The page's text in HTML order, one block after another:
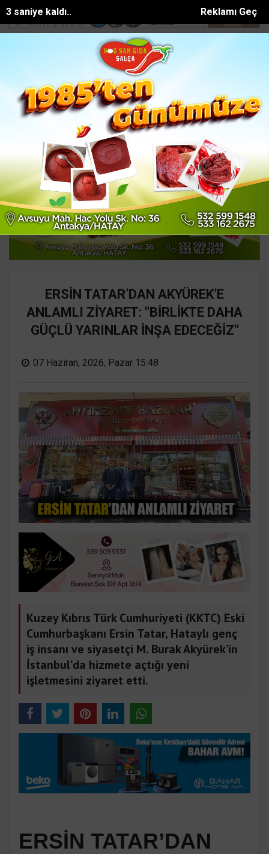
Reklamı Geç
0 saniye kaldı..
Manavgat Belediyesinden yaylalara
Ana Sayfa HATAY
ERSİN TATAR’DAN AKYÜREK’E
ANLAMLI ZİYARET: "BİRLİKTE DAHA
GÜÇLÜ YARINLAR İNŞA EDECEĞİZ"
07 Haziran, 2026, Pazar 15:48
Kuzey Kıbrıs Türk Cumhuriyeti (KKTC) Eski
Cumhurbaşkanı Ersin Tatar, Hataylı genç
iş insanı ve siyasetçi M. Burak Akyürek’in
İstanbul’da hizmete açtığı yeni
işletmesini ziyaret etti.
ERSİN TATAR’DAN